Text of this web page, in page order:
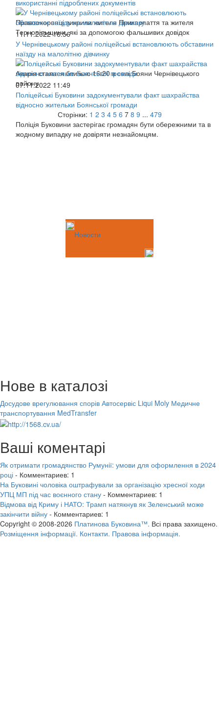
використанні підроблених документів
Правоохоронці викрили жителя Прикарпаття та жителя
Тернопільщини, які за допомогою фальшивих довідок
11.11.2022 16:56
У Чернівецькому районі поліцейські встановлюють обставини
наїзду на малолітню дівчинку
Аварія сталася близько 16:20 в селі Бояни Чернівецького
району
07.11.2022 11:49
Поліцейські Буковини задокументували факт шахрайства
відносно жительки Боянської громади
Поліція Буковини застерігає громадян бути обережними та в
жодному випадку не довіряти незнайомцям.
Сторінки: 1 2 3 4 5 6 7 8 9 ... 479
Новости
Нове в каталозі
Досудове врегулювання спорів Автосервіс Liqui Moly Медичне
транспортування MedTransfer
Ваші коментарі
Як отримати громадянство Румунії: умови для оформлення в 2024
році - Комментариев: 1
На Буковині чоловіка оштрафували за організацію хресної ходи
УПЦ МП під час воєнного стану - Комментариев: 1
Відмова від Криму і НАТО: Трамп натякнув як Зеленський може
закінчити війну - Комментариев: 1
Copyright © 2008-2026 Платинова Буковина™. Всі права захищено.
Розміщення інформації. Контакти. Правова інформація.